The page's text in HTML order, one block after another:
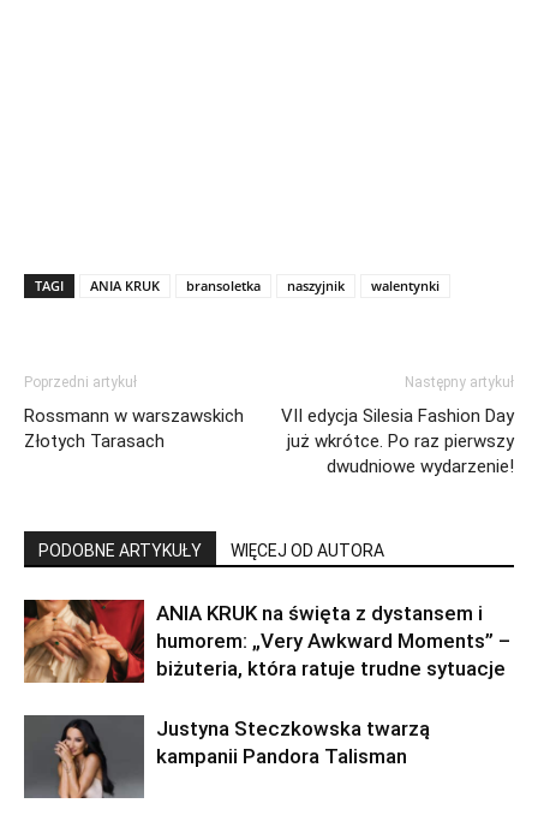
TAGI ANIA KRUK bransoletka naszyjnik walentynki
Poprzedni artykuł
Rossmann w warszawskich
Złotych Tarasach
Następny artykuł
VII edycja Silesia Fashion Day
już wkrótce. Po raz pierwszy
dwudniowe wydarzenie!
PODOBNE ARTYKUŁY WIĘCEJ OD AUTORA
ANIA KRUK na święta z dystansem i
humorem: „Very Awkward Moments” –
biżuteria, która ratuje trudne sytuacje
Justyna Steczkowska twarzą
kampanii Pandora Talisman